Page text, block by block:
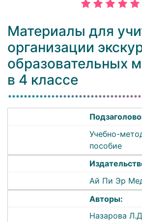
Материалы для
организации
образовательных
в 4 классе
Учебно-
пособие
Ай Пи Эр
Авторы:
Назарова